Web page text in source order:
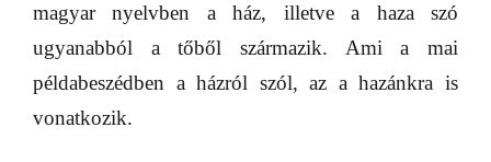
magyar nyelvben a ház, illetve a haza szó
ugyanabból a tőből származik. Ami a mai
példabeszédben a házról szól, az a hazánkra is
vonatkozik.